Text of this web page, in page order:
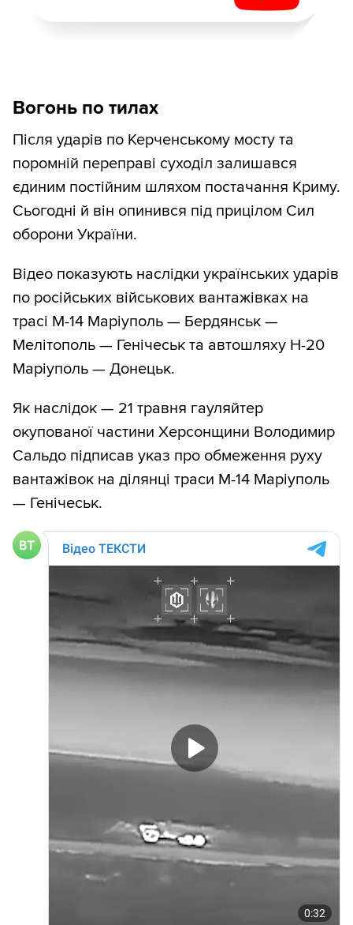
Вогонь по тилах
Після ударів по Керченському мосту та
поромній переправі суходіл залишався
єдиним постійним шляхом постачання Криму.
Сьогодні й він опинився під прицілом Сил
оборони України.
Відео показують наслідки українських ударів
по російських військових вантажівках на
трасі М-14 Маріуполь — Бердянськ —
Мелітополь — Генічеськ та автошляху Н-20
Маріуполь — Донецьк.
Як наслідок — 21 травня гауляйтер
окупованої частини Херсонщини Володимир
Сальдо підписав указ про обмеження руху
вантажівок на ділянці траси М-14 Маріуполь
— Генічеськ.